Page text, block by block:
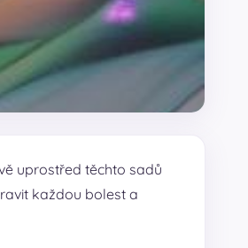
uprostřed těchto sadů
každou bolest a